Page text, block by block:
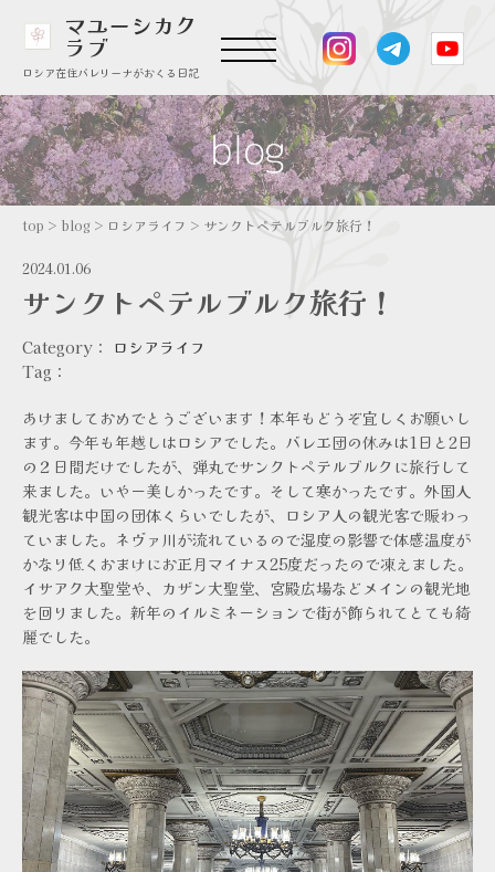
マユーシカク
ラブ
ロシア在住バレリーナがおくる日記
top > blog > ロシアライフ > サンクトペテルブルク旅行！
2024.01.06
サンクトペテルブルク旅行！
Category： ロシアライフ
Tag：
あけましておめでとうございます！本年もどうぞ宜しくお願いし
ます。今年も年越しはロシアでした。バレエ団の休みは1日と2日
の２日間だけでしたが、弾丸でサンクトペテルブルクに旅行して
来ました。いやー美しかったです。そして寒かったです。外国人
観光客は中国の団体くらいでしたが、ロシア人の観光客で賑わっ
ていました。ネヴァ川が流れているので湿度の影響で体感温度が
かなり低くおまけにお正月マイナス25度だったので凍えました。
イサアク大聖堂や、カザン大聖堂、宮殿広場などメインの観光地
を回りました。新年のイルミネーションで街が飾られてとても綺
麗でした。